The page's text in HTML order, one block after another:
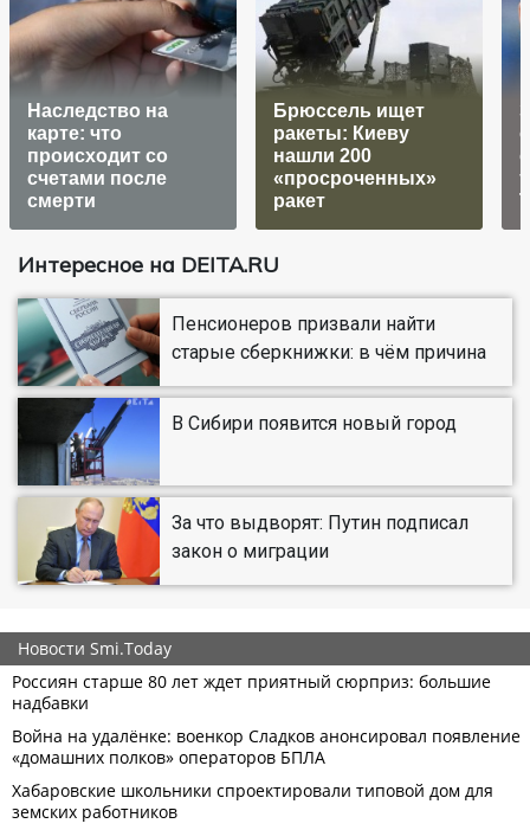
Наследство на
карте: что
происходит со
счетами после
смерти
Брюссель ищет
ракеты: Киеву
нашли 200
«просроченных»
ракет
Интересное на DEITA.RU
Пенсионеров призвали найти
старые сберкнижки: в чём причина
В Сибири появится новый город
За что выдворят: Путин подписал
закон о миграции